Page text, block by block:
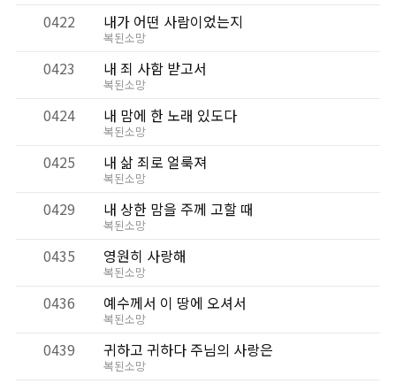
0422 내가 어떤 사람이었는지
복된소망
0423 내 죄 사함 받고서
복된소망
0424 내 맘에 한 노래 있도다
복된소망
0425 내 삶 죄로 얼룩져
복된소망
0429 내 상한 맘을 주께 고할 때
복된소망
0435 영원히 사랑해
복된소망
0436 예수께서 이 땅에 오셔서
복된소망
0439 귀하고 귀하다 주님의 사랑은
복된소망